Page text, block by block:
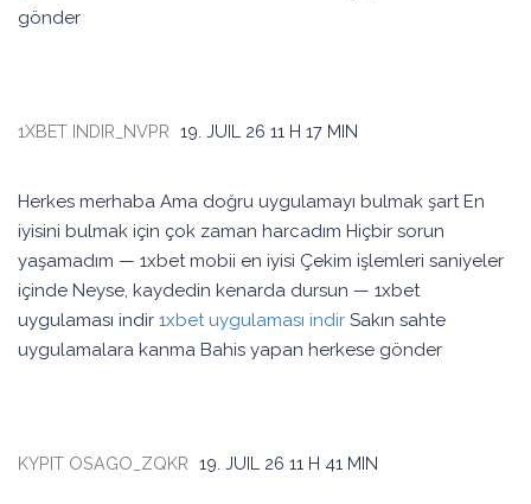
gönder
1XBET INDIR_NVPR 19. JUIL 26 11 H 17 MIN
Herkes merhaba Ama doğru uygulamayı bulmak şart En
iyisini bulmak için çok zaman harcadım Hiçbir sorun
yaşamadım — 1xbet mobii en iyisi Çekim işlemleri saniyeler
içinde Neyse, kaydedin kenarda dursun — 1xbet
uygulaması indir 1xbet uygulaması indir Sakın sahte
uygulamalara kanma Bahis yapan herkese gönder
KYPIT OSAGO_ZQKR 19. JUIL 26 11 H 41 MIN